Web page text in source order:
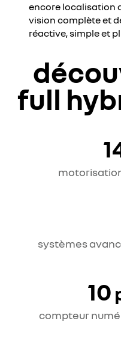
encore localisation
vision complète et
réactive, simple et
full
systèmes
10
compteur